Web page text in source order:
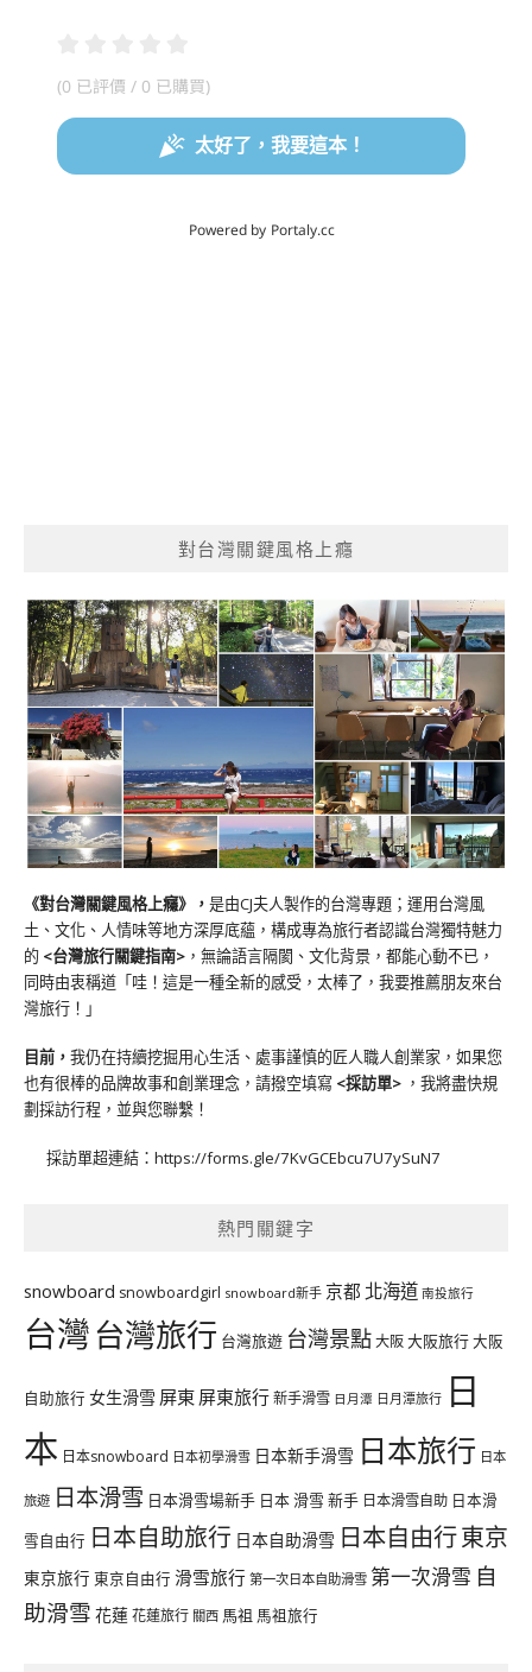
對台灣關鍵風格上癮
《對台灣關鍵風格上癮》 ， 是由CJ夫人製作的台灣專題；運用台灣風
土、文化、人情味等地方深厚底蘊，構成專為旅行者認識台灣獨特魅力
的 <台灣旅行關鍵指南> ，無論語言隔閡、文化背景，都能心動不已，
同時由衷稱道「哇！這是一種全新的感受，太棒了，我要推薦朋友來台
灣旅行！」
目前， 我仍在持續挖掘用心生活、處事謹慎的匠人職人創業家，如果您
也有很棒的品牌故事和創業理念，請撥空填寫 <採訪單> ，我將盡快規
劃採訪行程，並與您聯繫！
採訪單超連結： https://forms.gle/7KvGCEbcu7U7ySuN7
熱門關鍵字
snowboard snowboardgirl snowboard新手 京都 北海道 南投旅行
台灣台灣旅行 台灣旅遊 台灣景點大阪大阪旅行大阪
自助旅行 女生滑雪 屏東 屏東旅行新手滑雪 日月潭 日月潭旅行 日
本 日本snowboard 日本初學滑雪 日本新手滑雪 日本旅行 日本
旅遊 日本滑雪 日本滑雪場新手 日本 滑雪 新手 日本滑雪自助 日本滑
雪自由行 日本自助旅行 日本自助滑雪 日本自由行東京
東京旅行 東京自由行 滑雪旅行 第一次日本自助滑雪 第一次滑雪 自
助滑雪 花蓮花蓮旅行 關西 馬祖 馬祖旅行